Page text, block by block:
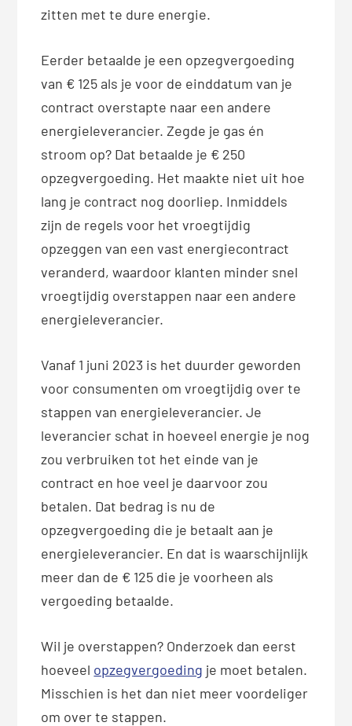
zitten met te dure energie.
Eerder betaalde je een opzegvergoeding
van € 125 als je voor de einddatum van je
contract overstapte naar een andere
energieleverancier. Zegde je gas én
stroom op? Dat betaalde je € 250
opzegvergoeding. Het maakte niet uit hoe
lang je contract nog doorliep. Inmiddels
zijn de regels voor het vroegtijdig
opzeggen van een vast energiecontract
veranderd, waardoor klanten minder snel
vroegtijdig overstappen naar een andere
energieleverancier.
Vanaf 1 juni 2023 is het duurder geworden
voor consumenten om vroegtijdig over te
stappen van energieleverancier. Je
leverancier schat in hoeveel energie je nog
zou verbruiken tot het einde van je
contract en hoe veel je daarvoor zou
betalen. Dat bedrag is nu de
opzegvergoeding die je betaalt aan je
energieleverancier. En dat is waarschijnlijk
meer dan de € 125 die je voorheen als
vergoeding betaalde.
Wil je overstappen? Onderzoek dan eerst
hoeveel opzegvergoeding je moet betalen.
Misschien is het dan niet meer voordeliger
om over te stappen.